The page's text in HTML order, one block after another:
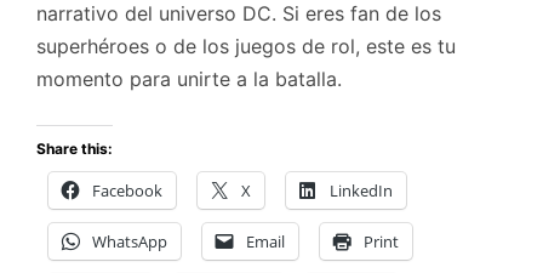
narrativo del universo DC. Si eres fan de los
superhéroes o de los juegos de rol, este es tu
momento para unirte a la batalla.
Share this:
Facebook X LinkedIn
WhatsApp Email Print